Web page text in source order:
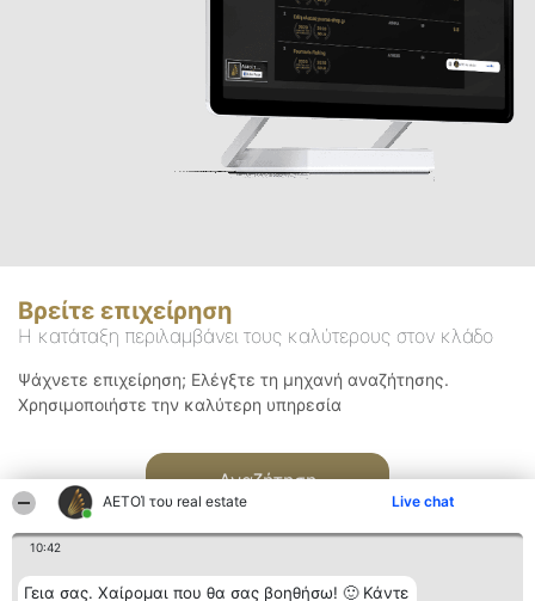
ΑΕΤΟΊ του real estate Live chat
10:42
Γεια σας. Χαίρομαι που θα σας βοηθήσω! 🙂 Κάντε
Βρείτε επιχείρηση
Η κατάταξη περιλαμβάνει τους καλύτερους στον κλάδο
Ψάχνετε επιχείρηση; Ελέγξτε τη μηχανή αναζήτησης.
Χρησιμοποιήστε την καλύτερη υπηρεσία
Αναζήτηση